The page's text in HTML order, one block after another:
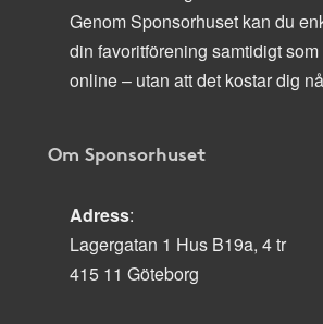
Genom Sponsorhuset kan du
din favoritförening samtidigt
online – utan att det kostar dig
Om Sponsorhuset
Adress:
Lagergatan 1 Hus B19a, 4 tr
415 11 Göteborg